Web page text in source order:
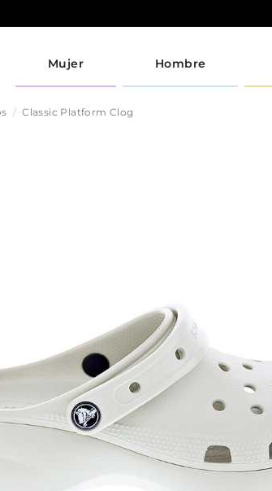
Mujer Hombre
Classic Platform Clog